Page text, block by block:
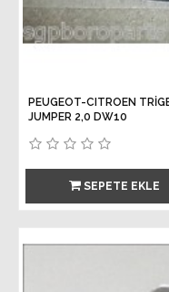
PEUGEOT-CITROEN
JUMPER 2,0 DW10
SEPETE EKLE